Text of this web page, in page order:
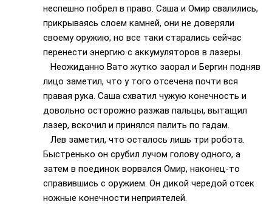
неспешно побрел в право. Саша и Омир свалились,
прикрываясь слоем камней, они не доверяли
своему оружию, но все таки старались сейчас
перенести энергию с аккумуляторов в лазеры.
Неожиданно Вато жутко заорал и Бергин подняв
лицо заметил, что у того отсечена почти вся
правая рука. Саша схватил чужую конечность и
довольно осторожно разжав пальцы, вытащил
лазер, вскочил и принялся палить по гадам.
Лев заметил, что осталось лишь три робота.
Быстренько он срубил лучом голову одного, а
затем в поединок ворвался Омир, наконец-то
справившись с оружием. Он дикой чередой отсек
ножные конечности неприятелей.